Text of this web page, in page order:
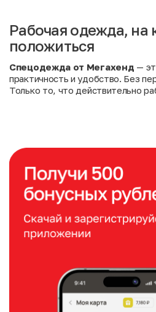
Рабочая одежда,
положиться
Спецодежда от Мегахенд —
практичность и удобство. Без
Только то, что действительно